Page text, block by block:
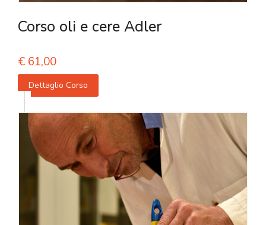
Corso oli e cere Adler
€ 61,00
Dettaglio Corso